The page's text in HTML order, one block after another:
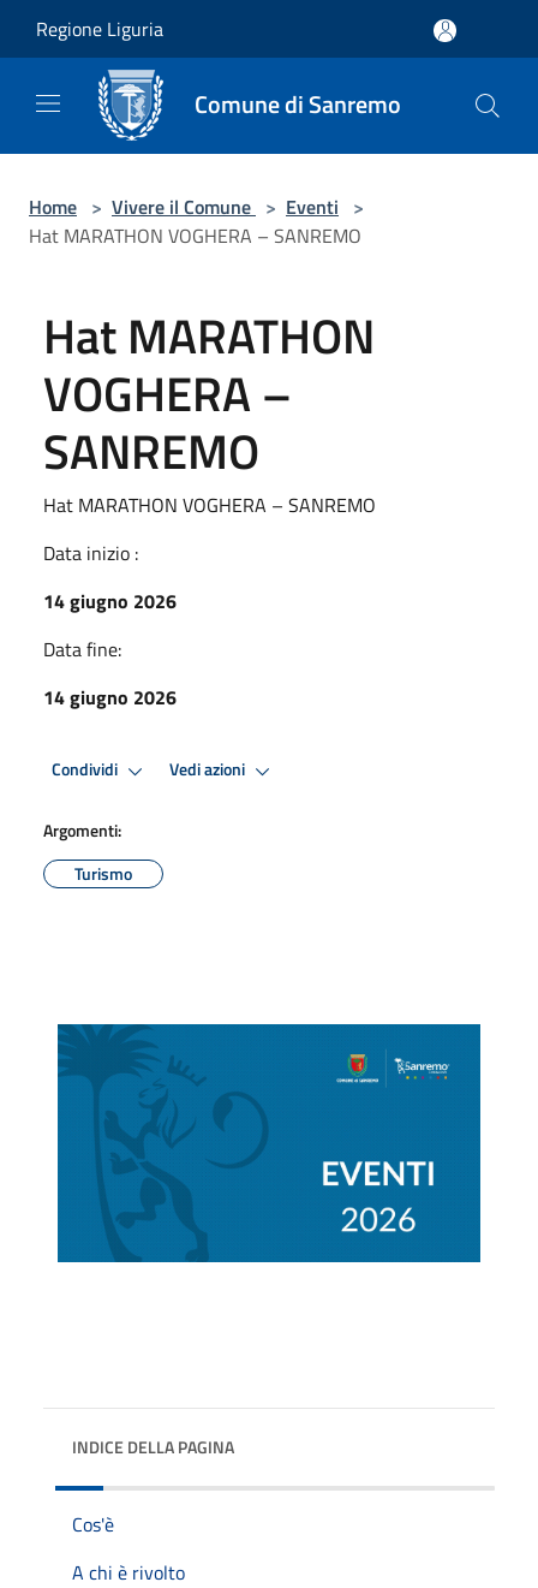
Regione Liguria
Comune di Sanremo
Home > Vivere il Comune > Eventi >
Hat MARATHON VOGHERA – SANREMO
Hat MARATHON
VOGHERA –
SANREMO
Hat MARATHON VOGHERA – SANREMO
Data inizio :
14 giugno 2026
Data fine:
14 giugno 2026
Condividi Vedi azioni
Argomenti:
Turismo
INDICE DELLA PAGINA
Cos'è
A chi è rivolto